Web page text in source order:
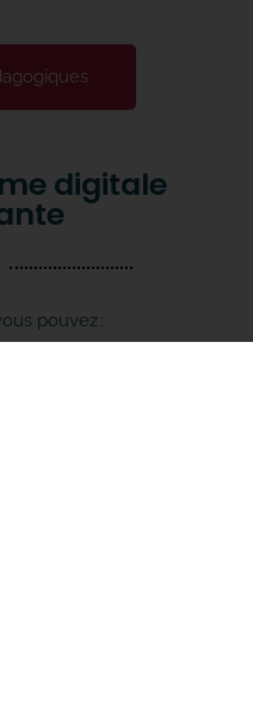
digitale
pouvez :